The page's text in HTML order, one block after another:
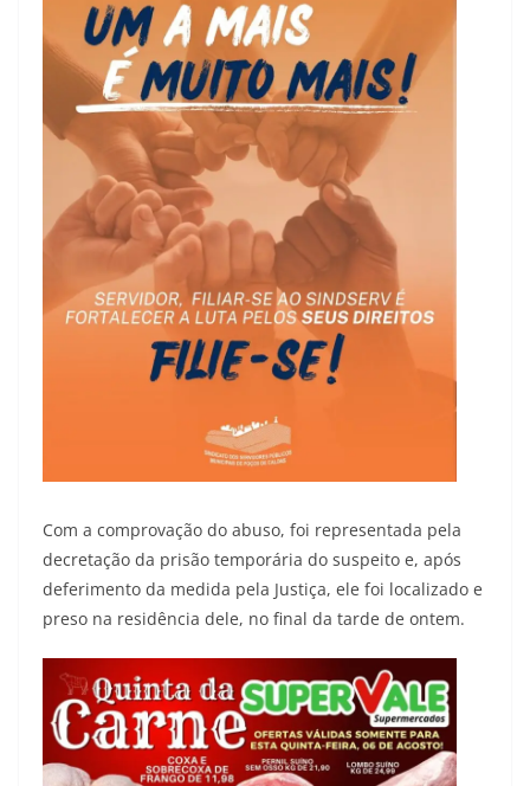
Com a comprovação do abuso, foi representada pela
decretação da prisão temporária do suspeito e, após
deferimento da medida pela Justiça, ele foi localizado e
preso na residência dele, no final da tarde de ontem.